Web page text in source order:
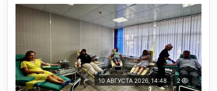
10 АВГУСТА 2026, 14:48 2